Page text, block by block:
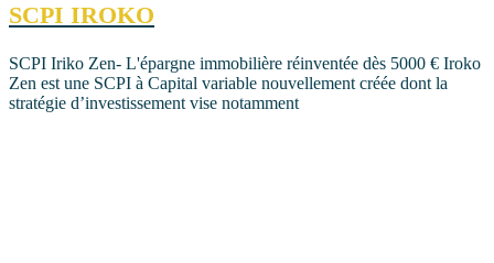
SCPI IROKO
SCPI Iriko Zen- L'épargne immobilière réinventée dès 5000 € Iroko
Zen est une SCPI à Capital variable nouvellement créée dont la
stratégie d’investissement vise notamment